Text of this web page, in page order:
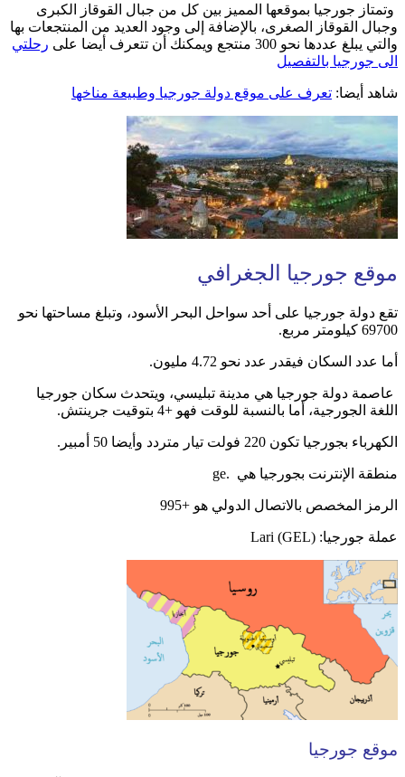
وتمتاز جورجيا بموقعها المميز بين كل من جبال القوقاز الكبرى
وجبال القوقاز الصغرى، بالإضافة إلى وجود العديد من المنتجعات بها
والتي يبلغ عددها نحو 300 منتجع ويمكنك أن تتعرف أيضا على
رحلتي
الى جورجيا بالتفصيل
شاهد أيضا: تعرف على موقع دولة جورجيا وطبيعة مناخها
موقع جورجيا الجغرافي
تقع دولة جورجيا على أحد سواحل البحر الأسود، وتبلغ مساحتها نحو
69700 كيلومتر مربع.
أما عدد السكان فيقدر عدد نحو 4.72 مليون.
عاصمة دولة جورجيا هي مدينة تبليسي، ويتحدث سكان جورجيا
اللغة الجورجية، أما بالنسبة للوقت فهو +4 بتوقيت جرينتش.
الكهرباء بجورجيا تكون 220 فولت تيار متردد وأيضا 50 أمبير.
منطقة الإنترنت بجورجيا هي .ge
الرمز المخصص بالاتصال الدولي هو +995
عملة جورجيا: Lari (GEL)
موقع جورجيا